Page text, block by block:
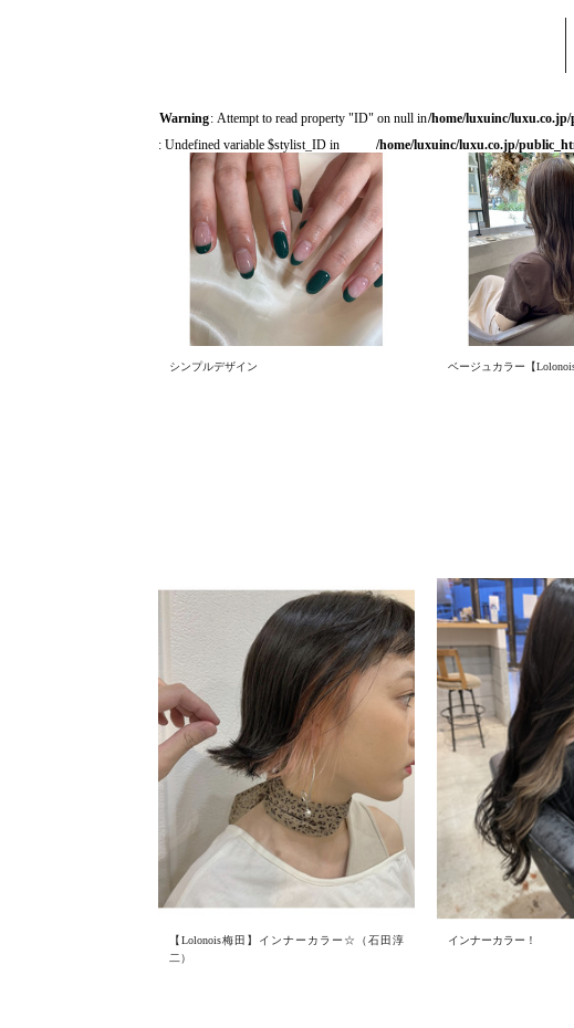
Warning: Attempt to read property "ID" on null in/home/luxuinc/
: Undefined variable $stylist_ID in
/home/luxuinc/luxu.co.jp/
シンプルデザイン ベージュカラー【
【Lolonois梅田】インナーカラー☆（石田淳
二）
インナーカラー！